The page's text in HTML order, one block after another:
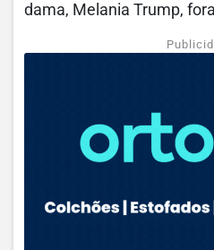
dama, Melania Trump,